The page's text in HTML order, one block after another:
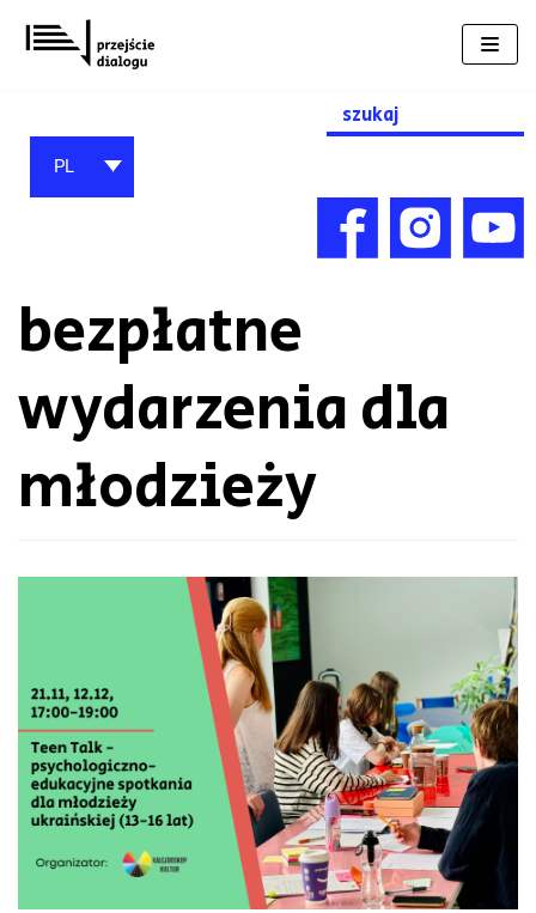
Przejdź
do
Search
for:
PL
bezpłatne
wydarzenia dla
młodzieży